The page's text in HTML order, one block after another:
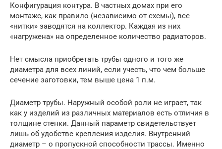
Конфигурация контура. В частных домах при его
монтаже, как правило (независимо от схемы), все
«нитки» заводятся на коллектор. Каждая из них
«нагружена» на определенное количество радиаторов.
Нет смысла приобретать трубы одного и того же
диаметра для всех линий, если учесть, что чем больше
сечение заготовки, тем выше цена 1 п.м.
Диаметр трубы. Наружный особой роли не играет, так
как у изделий из различных материалов есть отличия в
толщине стенки. Данный параметр свидетельствует
лишь об удобстве крепления изделия. Внутренний
диаметр – о пропускной способности трассы. Именно